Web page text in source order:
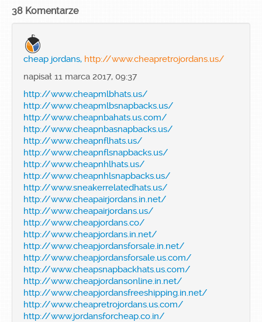
38 Komentarze
cheap jordans, http://www.cheapretrojordans.us/
napisał 11 marca 2017, 09:37
http://www.cheapmlbhats.us/
http://www.cheapmlbsnapbacks.us/
http://www.cheapnbahats.us.com/
http://www.cheapnbasnapbacks.us/
http://www.cheapnflhats.us/
http://www.cheapnflsnapbacks.us/
http://www.cheapnhlhats.us/
http://www.cheapnhlsnapbacks.us/
http://www.sneakerrelatedhats.us/
http://www.cheapairjordans.in.net/
http://www.cheapairjordans.us/
http://www.cheapjordans.co/
http://www.cheapjordans.in.net/
http://www.cheapjordansforsale.in.net/
http://www.cheapjordansforsale.us.com/
http://www.cheapsnapbackhats.us.com/
http://www.cheapjordansonline.in.net/
http://www.cheapjordansfreeshipping.in.net/
http://www.cheapretrojordans.us.com/
http://www.jordansforcheap.co.in/